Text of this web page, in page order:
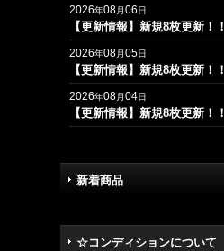
2026年08月06日
【更新情報】新規8枚更新！！
2026年08月05日
【更新情報】新規8枚更新！！
2026年08月04日
【更新情報】新規8枚更新！！
新着商品
☆コンディションについて